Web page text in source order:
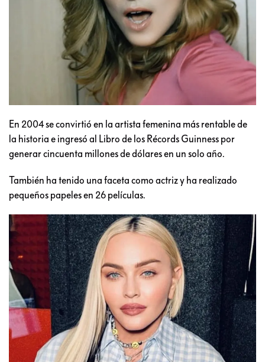
En 2004 se convirtió en la artista femenina más rentable de
la historia e ingresó al Libro de los Récords Guinness por
generar cincuenta millones de dólares en un solo año.
También ha tenido una faceta como actriz y ha realizado
pequeños papeles en 26 películas.